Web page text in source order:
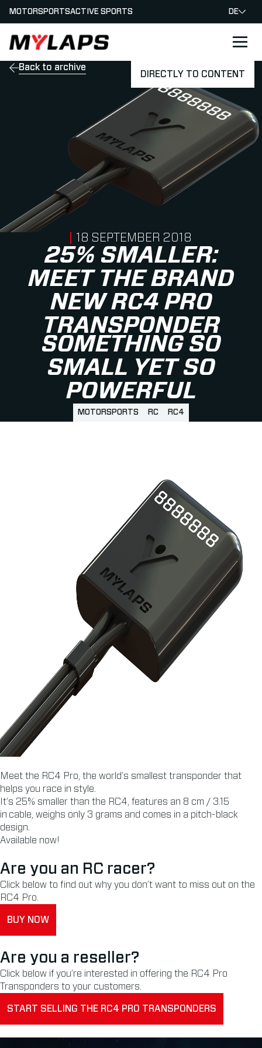
DIRECTLY TO CONTENT
LOGO MYLAPS - GERMAN
MOTORSPORTSACTIVE SPORTS DE
Back to archive
25% SMALLER:
MEET THE BRAND
NEW RC4 PRO
TRANSPONDER
SOMETHING SO
SMALL YET SO
POWERFUL
PUBLISHED ON
18 SEPTEMBER 2018
MOTORSPORTS RC RC4
Meet the RC4 Pro, the world’s smallest transponder that
helps you race in style.
It’s 25% smaller than the RC4, features an 8 cm / 3.15
in cable, weighs only 3 grams and comes in a pitch-black
design.
Available now!
Are you an RC racer?
Click below to find out why you don’t want to miss out on the
RC4 Pro.
BUY NOW
Are you a reseller?
Click below if you’re interested in offering the RC4 Pro
Transponders to your customers.
START SELLING THE RC4 PRO TRANSPONDERS